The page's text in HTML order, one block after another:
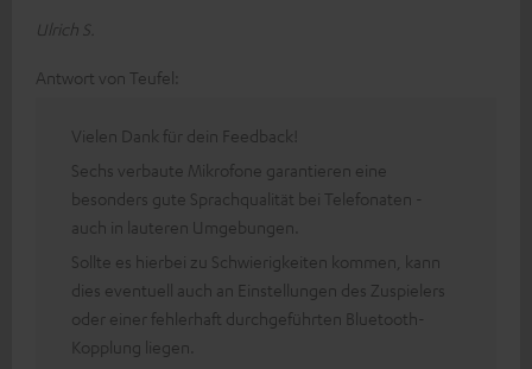
Ulrich S.
Antwort von Teufel:
Vielen Dank für dein Feedback!
Sechs verbaute Mikrofone garantieren eine
besonders gute Sprachqualität bei Telefonaten -
auch in lauteren Umgebungen.
Sollte es hierbei zu Schwierigkeiten kommen, kann
dies eventuell auch an Einstellungen des Zuspielers
oder einer fehlerhaft durchgeführten Bluetooth-
Kopplung liegen.